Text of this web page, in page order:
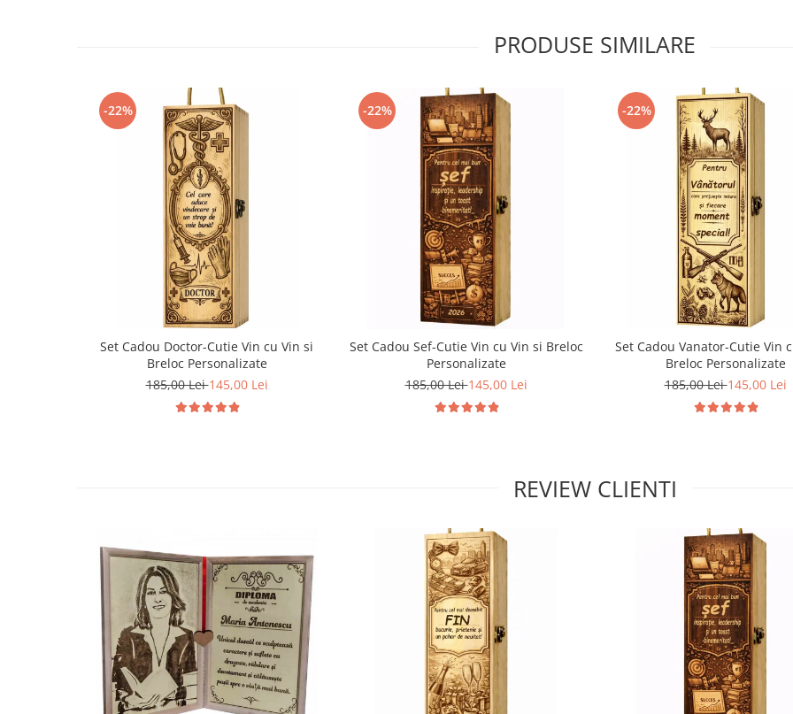
PRODUSE SIMILARE
-22%
Set Cadou Doctor-Cutie Vin cu Vin si
Breloc Personalizate
185,00 Lei145,00 Lei
-22%
Set Cadou Sef-Cutie Vin cu Vin si Breloc
Personalizate
185,00 Lei145,00 Lei
-22%
Set Cadou Vanator-Cutie Vin
Breloc Personalizate
185,00 Lei145,00 Lei
REVIEW CLIENTI